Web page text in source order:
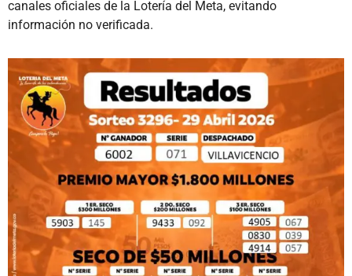
canales oficiales de la Lotería del Meta, evitando
información no verificada.